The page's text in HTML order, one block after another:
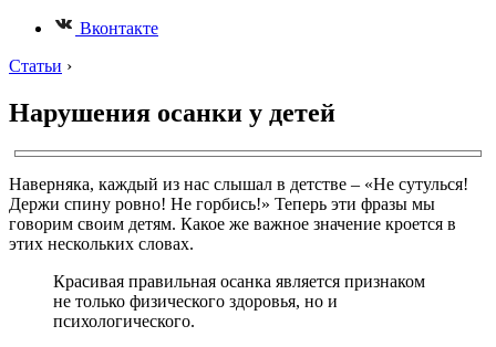
Вконтакте
Статьи ›
Нарушения осанки у детей
Наверняка, каждый из нас слышал в детстве – «Не сутулься!
Держи спину ровно! Не горбись!» Теперь эти фразы мы
говорим своим детям. Какое же важное значение кроется в
этих нескольких словах.
Красивая правильная осанка является признаком
не только физического здоровья, но и
психологического.